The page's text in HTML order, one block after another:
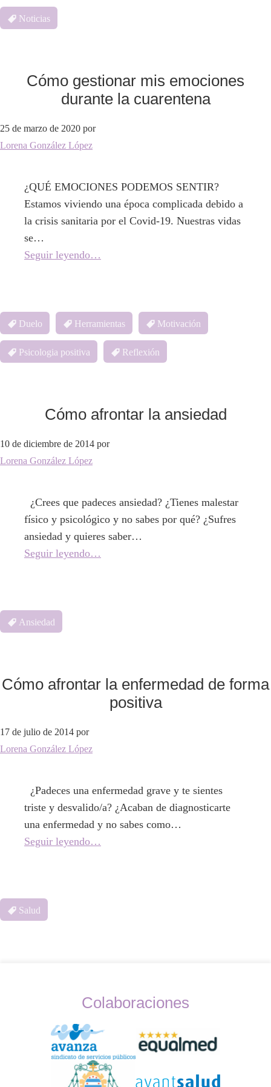
Noticias
Cómo gestionar mis emociones
durante la cuarentena
25 de marzo de 2020 por
Lorena González López
¿QUÉ EMOCIONES PODEMOS SENTIR?
Estamos viviendo una época complicada debido a
la crisis sanitaria por el Covid-19. Nuestras vidas
se…
Seguir leyendo…
Duelo Herramientas Motivación
Psicologia positiva Reflexión
Cómo afrontar la ansiedad
10 de diciembre de 2014 por
Lorena González López
¿Crees que padeces ansiedad? ¿Tienes malestar
físico y psicológico y no sabes por qué? ¿Sufres
ansiedad y quieres saber…
Seguir leyendo…
Ansiedad
Cómo afrontar la enfermedad de forma
positiva
17 de julio de 2014 por
Lorena González López
¿Padeces una enfermedad grave y te sientes
triste y desvalido/a? ¿Acaban de diagnosticarte
una enfermedad y no sabes como…
Seguir leyendo…
Salud
Colaboraciones